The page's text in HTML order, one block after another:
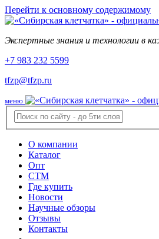
Перейти к основному содержимому
Экспертные знания и технологии в
+7 983 232 5599
tfzp@tfzp.ru
меню
О компании
Каталог
Опт
СТМ
Где купить
Новости
Научные обзоры
Отзывы
Контакты